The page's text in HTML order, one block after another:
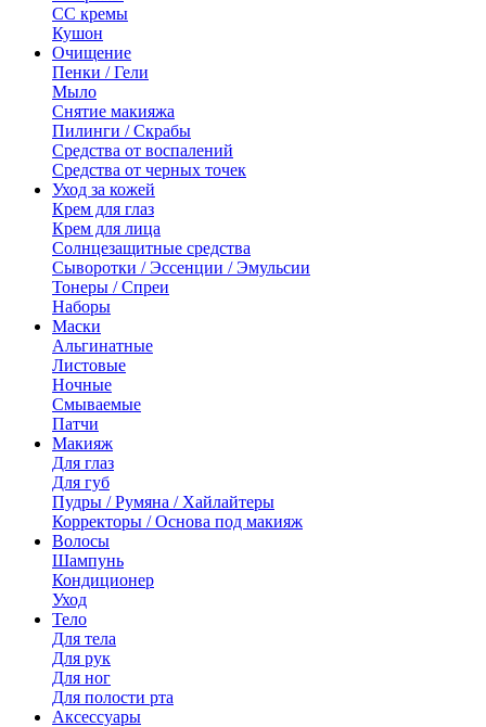
CC кремы
Кушон
Очищение
Пенки / Гели
Мыло
Снятие макияжа
Пилинги / Скрабы
Средства от воспалений
Средства от черных точек
Уход за кожей
Крем для глаз
Крем для лица
Солнцезащитные средства
Сыворотки / Эссенции / Эмульсии
Тонеры / Спреи
Наборы
Маски
Альгинатные
Листовые
Ночные
Смываемые
Патчи
Макияж
Для глаз
Для губ
Пудры / Румяна / Хайлайтеры
Корректоры / Основа под макияж
Волосы
Шампунь
Кондиционер
Уход
Тело
Для тела
Для рук
Для ног
Для полости рта
Аксессуары